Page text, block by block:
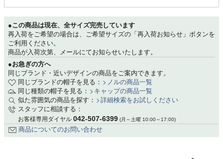
●この商品は現在、全サイズ完売しています
再入荷をご希望の場合は、ご希望サイズの「再入荷お知らせ」ボタンを
ご利用ください。
商品が入荷次第、メールにてお知らせいたします。
●お急ぎの方へ
同じブランド・近いデザインの商品をご案内できます。
同じブランドの帽子を見る：
ノルの商品一覧
同じ種類の帽子を見る：
キャップの商品一覧
似た雰囲気の商品を探す：
詳細検索をお試しください
スタッフに相談する：
お客様専用ダイヤル 042-507-6399 (月～土曜 10:00～17:00)
商品についてのお問い合わせ